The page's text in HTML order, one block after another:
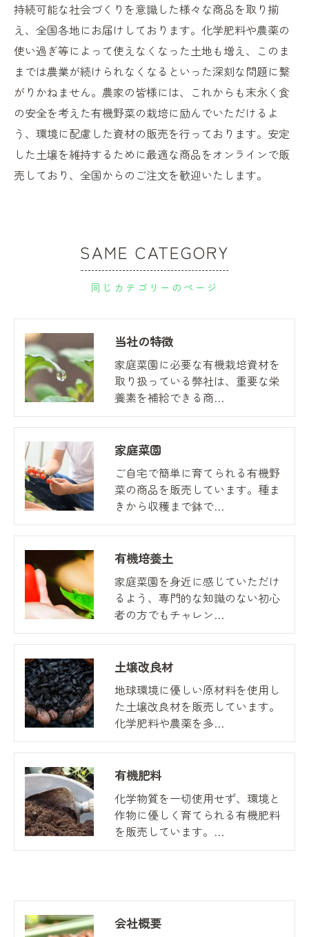
持続可能な社会づくりを意識した様々な商品を取り揃
え、全国各地にお届けしております。化学肥料や農薬の
使い過ぎ等によって使えなくなった土地も増え、このま
までは農業が続けられなくなるといった深刻な問題に繋
がりかねません。農家の皆様には、これからも末永く食
の安全を考えた有機野菜の栽培に励んでいただけるよ
う、環境に配慮した資材の販売を行っております。安定
した土壌を維持するために最適な商品をオンラインで販
売しており、全国からのご注文を歓迎いたします。
同じカテゴリーのページ
SAME CATEGORY
当社の特徴
家庭菜園に必要な有機栽培資材を
取り扱っている弊社は、重要な栄
養素を補給できる商…
家庭菜園
ご自宅で簡単に育てられる有機野
菜の商品を販売しています。種ま
きから収穫まで鉢で…
有機培養土
家庭菜園を身近に感じていただけ
るよう、専門的な知識のない初心
者の方でもチャレン…
土壌改良材
地球環境に優しい原材料を使用し
た土壌改良材を販売しています。
化学肥料や農薬を多…
有機肥料
化学物質を一切使用せず、環境と
作物に優しく育てられる有機肥料
を販売しています。…
会社概要